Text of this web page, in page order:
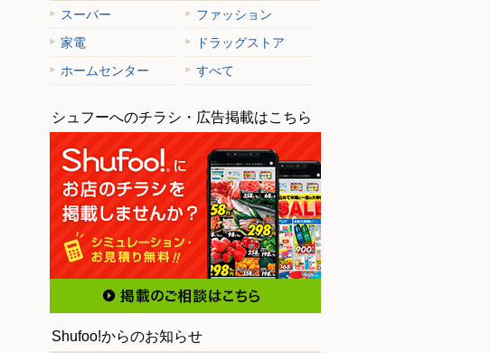
スーパー
ファッション
家電
ドラッグストア
ホームセンター
すべて
シュフーへのチラシ・広告掲載はこちら
Shufoo!からのお知らせ